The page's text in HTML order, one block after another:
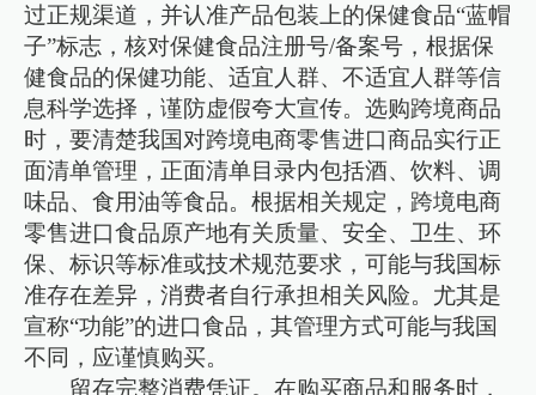
过正规渠道，并认准产品包装上的保健食品“蓝帽
子”标志，核对保健食品注册号/备案号，根据保
健食品的保健功能、适宜人群、不适宜人群等信
息科学选择，谨防虚假夸大宣传。选购跨境商品
时，要清楚我国对跨境电商零售进口商品实行正
面清单管理，正面清单目录内包括酒、饮料、调
味品、食用油等食品。根据相关规定，跨境电商
零售进口食品原产地有关质量、安全、卫生、环
保、标识等标准或技术规范要求，可能与我国标
准存在差异，消费者自行承担相关风险。尤其是
宣称“功能”的进口食品，其管理方式可能与我国
不同，应谨慎购买。
留存完整消费凭证。在购买商品和服务时，